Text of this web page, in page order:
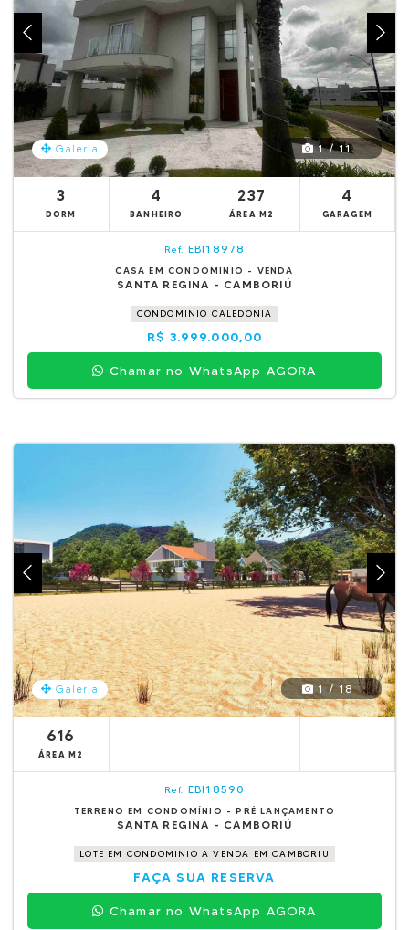
Galeria 1 / 11
3
DORM
4
BANHEIRO
237
ÁREA M2
4
GARAGEM
Ref. EBI18978
CASA EM CONDOMÍNIO - VENDA
SANTA REGINA - CAMBORIÚ
CONDOMINIO CALEDONIA
R$ 3.999.000,00
Chamar no WhatsApp AGORA
Galeria 1 / 18
616
ÁREA M2
Ref. EBI18590
TERRENO EM CONDOMÍNIO - PRÉ LANÇAMENTO
SANTA REGINA - CAMBORIÚ
LOTE EM CONDOMINIO A VENDA EM CAMBORIU
FAÇA SUA RESERVA
Chamar no WhatsApp AGORA